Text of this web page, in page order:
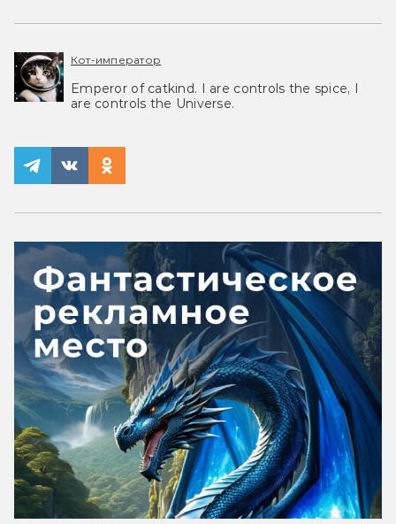
Кот-император
Emperor of catkind. I are controls the spice, I
are controls the Universe.